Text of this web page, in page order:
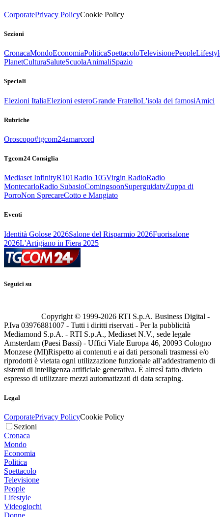
CorporatePrivacy PolicyCookie Policy
Sezioni
CronacaMondoEconomiaPoliticaSpettacoloTelevisionePeople
PlanetCulturaSaluteScuolaAnimaliSpazio
Speciali
Elezioni ItaliaElezioni esteroGrande FratelloL'isola dei famosiAmici
Rubriche
Oroscopo#tgcom24amarcord
Tgcom24 Consiglia
Mediaset InfinityR101Radio 105Virgin RadioRadio
MontecarloRadio SubasioComingsoonSuperguidatvZuppa di
PorroNon SprecareCotto e Mangiato
Eventi
Identità Golose 2026Salone del Risparmio 2026Fuorisalone
2026L'Artigiano in Fiera 2025
Seguici su
Copyright © 1999-2026 RTI S.p.A. Business Digital -
P.Iva 03976881007 - Tutti i diritti riservati - Per la pubblicità
Mediamond S.p.A. - RTI S.p.A., Mediaset N.V., sede legale
Amsterdam (Paesi Bassi) - Uffici Viale Europa 46, 20093 Cologno
Monzese (MI)Rispetto ai contenuti e ai dati personali trasmessi e/o
riprodotti è vietata ogni utilizzazione funzionale all’addestramento di
sistemi di intelligenza artificiale generativa. È altresì fatto divieto
espresso di utilizzare mezzi automatizzati di data scraping.
Legal
CorporatePrivacy PolicyCookie Policy
Sezioni
Cronaca
Mondo
Economia
Politica
Spettacolo
Televisione
People
Lifestyle
Videogiochi